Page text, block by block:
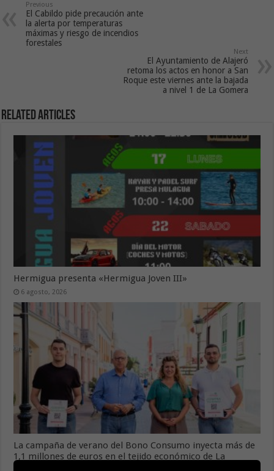
Previous
El Cabildo pide precaución ante
la alerta por temperaturas
máximas y riesgo de incendios
forestales
Next
El Ayuntamiento de Alajeró
retoma los actos en honor a San
Roque este viernes ante la bajada
a nivel 1 de La Gomera
Related Articles
Hermigua presenta «Hermigua Joven III»
6 agosto, 2026
La campaña de verano del Bono Consumo inyecta más de
1,1 millones de euros en el tejido económico de La